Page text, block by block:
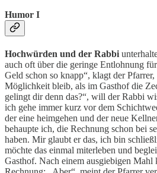
Humor I
Hochwürden und der Rabbi
auch oft über die geringe Entlohnung
Geld schon so knapp“, klagt der
Möglichkeit bleib, als im Gasthof die
gelingt dir denn das?“, will der Rabbi
ich gehe immer kurz vor dem
der eine heimgehen und der neue
behaupte ich, die Rechnung schon bei
haben. Mir glaubt er das, ich bin
möchte das einmal miterleben und
Gasthof. Nach einem ausgiebigen